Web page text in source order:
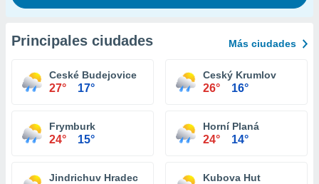
Principales ciudades Más ciudades
Ceské Budejovice
27° 17°
Ceský Krumlov
26° 16°
Frymburk
24° 15°
Horní Planá
24° 14°
Jindrichuv Hradec Kubova Hut